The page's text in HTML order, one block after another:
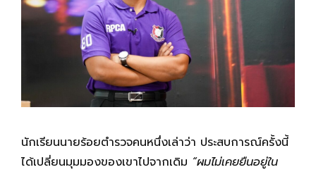
นักเรียนนายร้อยตำรวจคนหนึ่งเล่าว่า ประสบการณ์ครั้งนี้
ได้เปลี่ยนมุมมองของเขาไปจากเดิม “ผมไม่เคยยืนอยู่ใน